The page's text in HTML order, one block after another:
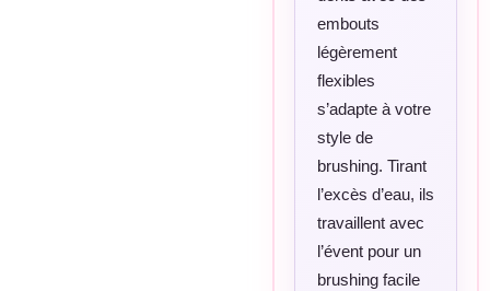
embouts
légèrement
flexibles
s’adapte à votre
style de
brushing. Tirant
l’excès d’eau, ils
travaillent avec
l’évent pour un
brushing facile